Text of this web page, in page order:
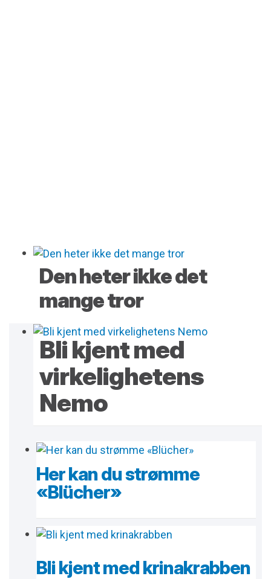
Den heter ikke det
mange tror
Bli kjent med
virkelighetens
Nemo
Her kan du strømme
«Blücher»
Bli kjent med krinakrabben